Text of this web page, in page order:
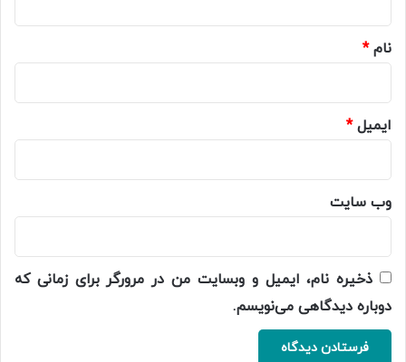
نام*
ایمیل*
وب‌ سایت
ذخیره نام، ایمیل و وبسایت من در مرورگر برای زمانی که
دوباره دیدگاهی می‌نویسم.